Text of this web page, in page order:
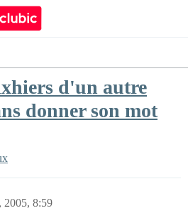
d'un autre
donner son mot
2005, 8:59